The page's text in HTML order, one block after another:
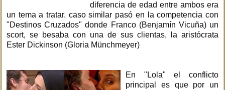
diferencia de edad entre ambos era
un tema a tratar. caso similar pasó en la competencia con
"Destinos Cruzados" donde Franco (Benjamín Vicuña) un
scort, se besaba con una de sus clientas, la aristócrata
Ester Dickinson (Gloria Münchmeyer)
En "Lola" el conflicto
principal es que por un